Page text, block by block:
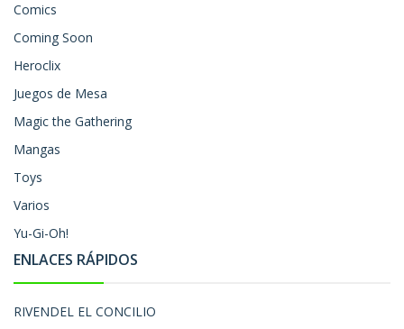
Comics
Coming Soon
Heroclix
Juegos de Mesa
Magic the Gathering
Mangas
Toys
Varios
Yu-Gi-Oh!
ENLACES RÁPIDOS
RIVENDEL EL CONCILIO